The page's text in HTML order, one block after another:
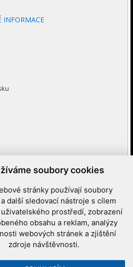
soubory cookies
stránky používají soubory
další sledovací nástroje s cílem
prostředí, zobrazení
obsahu a reklam, analýzy
webových stránek a zjištění
zdroje návštěvnosti.
INFORMACE
společnost|Hvězdárna a planetárium
se serverem Astro.cz